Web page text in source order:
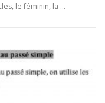
le féminin, la …